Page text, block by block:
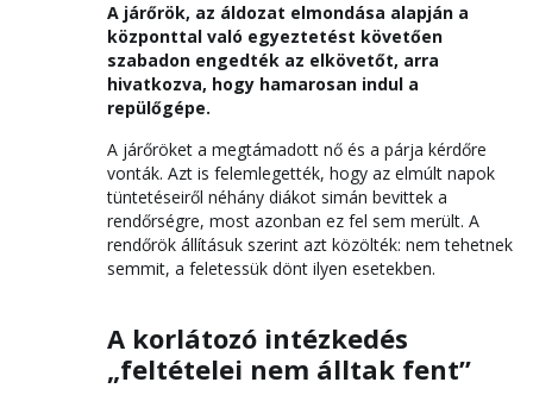
A járőrök, az áldozat elmondása alapján a
központtal való egyeztetést követően
szabadon engedték az elkövetőt, arra
hivatkozva, hogy hamarosan indul a
repülőgépe.
A járőröket a megtámadott nő és a párja kérdőre
vonták. Azt is felemlegették, hogy az elmúlt napok
tüntetéseiről néhány diákot simán bevittek a
rendőrségre, most azonban ez fel sem merült. A
rendőrök állításuk szerint azt közölték: nem tehetnek
semmit, a feletessük dönt ilyen esetekben.
A korlátozó intézkedés
„feltételei nem álltak fent”